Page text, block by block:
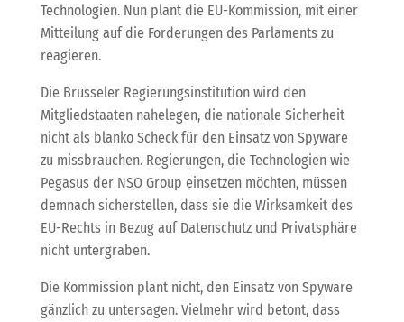
Technologien. Nun plant die EU-Kommission, mit einer
Mitteilung auf die Forderungen des Parlaments zu
reagieren.
Die Brüsseler Regierungsinstitution wird den
Mitgliedstaaten nahelegen, die nationale Sicherheit
nicht als blanko Scheck für den Einsatz von Spyware
zu missbrauchen. Regierungen, die Technologien wie
Pegasus der NSO Group einsetzen möchten, müssen
demnach sicherstellen, dass sie die Wirksamkeit des
EU-Rechts in Bezug auf Datenschutz und Privatsphäre
nicht untergraben.
Die Kommission plant nicht, den Einsatz von Spyware
gänzlich zu untersagen. Vielmehr wird betont, dass